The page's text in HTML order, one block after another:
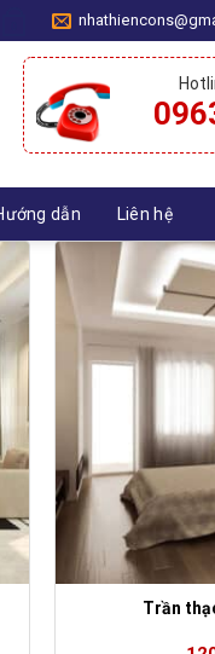
dẫn Liên hệ
Trần